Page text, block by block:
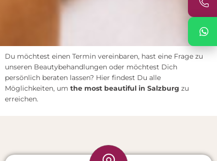
Du möchtest einen Termin vereinbaren, hast eine Frage zu
unseren Beautybehandlungen oder möchtest Dich
persönlich beraten lassen? Hier findest Du alle
Möglichkeiten, um the most beautiful in Salzburg zu
erreichen.